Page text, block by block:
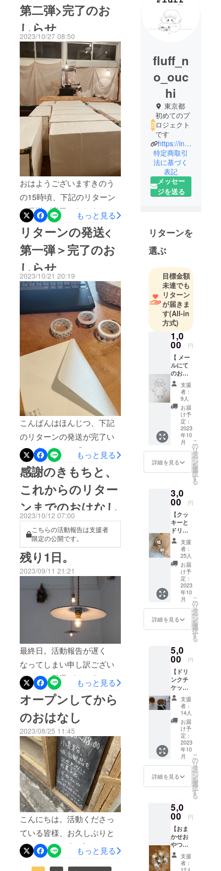
第二弾>完了のお
しらせ
2023/10/27 08:50
おはようございますきのう
の15時頃、下記のリターン
の発送が完了いたしまし
た。・「Fluff はじめまして
便」・「おまかせおやつ
便」お菓子の発送はほぼは
じめての試みだったのでお
みせに一歩踏み入れるとき
のような気持ちになれる外
装とお手元に届いたときか
ら中身にたどり着く瞬間ま
でのわくわくを楽しめるよ
うに、そして配送中の動き
に負けぬように考えて梱包
しました。※ていねいに梱包
しておりますがお菓子が割
れてしまう可能性がござい
ます。予めご了承くださ
い。このあと、順番に追跡
番号をお送りいたしますの
でもうしばらくお待ちくだ
さいませ。
もっと見る
リターンの発送<
第一弾＞完了のお
しらせ
2023/10/21 20:19
こんばんはほんじつ、下記
のリターンの発送が完了い
たしました。・「メールに
てのお礼メッセージ」・店
頭で使えるチケット「クッ
キーとドリンクのセッ
ト」・店頭で使えるチケッ
ト「ドリンクチケット回数
券」いろいろなきっかけで
「Fluff」を知ってくださっ
たみなさまにすこしでも温
度のあるかたちでリターン
を行いたい気持ちがあった
のでメールでのリターンは
それぞれの支援者様が書い
てくださった文を読み、会
える日を想像し思いも乗せ
てメールをうたせていただ
きました。店頭で使えるチ
ケットは当初チケットのみ
の予定でしたが自分の手で
つたえたい思いや「自分
だったらこうきたらうれし
い」を考え、一通一通、手
書きのメッセージを添えさ
せていただきました。手元
に届いたときに、手作りの
ホカホカおむすびを受け
取ったときのようななんと
も言えない懐かしさやあた
たかみが、すこしでも、伝
わりましたら幸いです。お
手元に届くまでもうしばら
もっと見る
感謝のきもちと、
これからのリター
ンまでのおはなし
2023/10/12 07:00
こちらの活動報告は支援者
限定の公開です。
残り1日。
2023/09/11 21:21
最終日。活動報告が遅く
なってしまい申し訳ござい
ません。営業がはじまって
からもうすぐで１ヶ月が経
とうとしております。開始
から１ヶ月、エスプレッソ
マシンがようやく修理が完
了し安定してエスプレッソ
系のドリンクの提供が可能
となり、照明のソケットが
追加されたり、皆様からい
ただいたお花たちが増えた
りとすこしずつ進化してき
ました。ひさしぶりという
こともあり、ここからすこ
し長くなりますが、読んで
もっと見る
オープンしてから
のおはなし
2023/08/25 11:45
こんにちは。活動くださっ
ている皆様、お久しぶりと
なってしまい申し訳ありま
せん。ご報告おそくなりま
もっと見る
fluff_n
o_ouc
hi
東京都
初めてのプ
ロジェクト
です
https://instagram.com/fluff_no_ouchi?igshid=YmM0MjE2YWMzOA==
特定商取引
法に基づく
表記
メッセー
ジを送る
リターンを
選ぶ
目標金額
未達でも
リターン
が届きま
す(All-in
方式)
1,0
00 円
【 メー
ルにて
のお礼
メッ
セージ
ただ、
Fluffを
応援し
てくだ
さるみ
なさま
向け。
おひと
りずつ
にここ
めて、
丁寧
に、
メッ
セージ
を送ら
せてい
ただき
ます。
支援
者：
9人
お届
け予
定：
2023
年10
月
詳細を見る
こ
の
リ
タ
ー
ン
を
選
択
す
る
3,0
00 円
【クッ
キーと
ドリン
クの
セッ
ト】 店
頭でつ
かえる
チケッ
ト。 ひ
とつひ
とつ手
作業で
丁寧に
型を
とった
キーひ
と袋
と、お
好きな
ドリン
ク１杯
をお選
びいた
だけま
す。 チ
ケット
はおう
ちへ郵
送いた
しま
す。 ※
ご来店
たはが
きをお
持ちく
ださ
い。有
効期限
はお店
がオー
支援
者：
25人
お届
け予
定：
2023
年10
月
詳細を見る
こ
の
リ
タ
ー
ン
を
選
択
す
る
5,0
00 円
【ドリ
ンクチ
ケット
回数
券】 お
店でお
好きな
ドリン
ク1杯と
交換で
きるド
リンク
チケッ
ト3枚
と、
Fluffオ
ルス
テッ
カー1枚
を郵送
でお届
けいた
しま
す。 ※
ご来店
支援
者：
14人
お届
け予
定：
2023
年10
月
詳細を見る
こ
の
リ
タ
ー
ン
を
選
択
す
る
5,0
00 円
【おま
かせお
やつ
便】
Fluffの
人気お
支援
者：